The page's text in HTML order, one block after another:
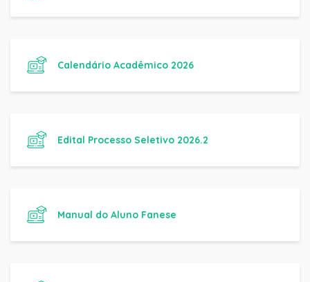
Calendário Acadêmico 2026
Edital Processo Seletivo 2026.2
Manual do Aluno Fanese